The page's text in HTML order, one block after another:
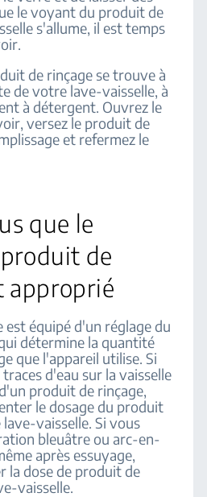
le voyant du produit de
s'allume, il est temps
de rinçage se trouve à
de votre lave-vaisselle, à
à détergent. Ouvrez le
versez le produit de
et refermez le
que le
de
approprié
équipé d'un réglage du
détermine la quantité
que l'appareil utilise. Si
d'eau sur la vaisselle
produit de rinçage,
le dosage du produit
vaisselle. Si vous
bleuâtre ou arc-en-
après essuyage,
la dose de produit de
vaisselle.